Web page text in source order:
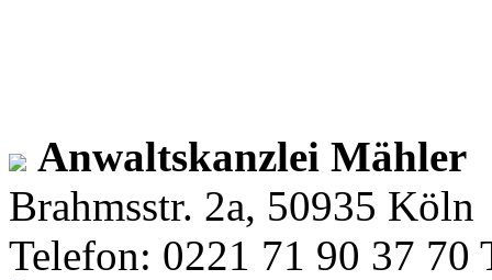
Anwaltskanzlei Mähler
Brahmsstr. 2a, 50935 Köln
Telefon: 0221 71 90 37 70